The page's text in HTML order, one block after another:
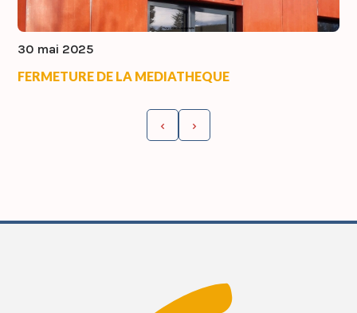
30 mai 2025
FERMETURE DE LA MEDIATHEQUE
‹ ›